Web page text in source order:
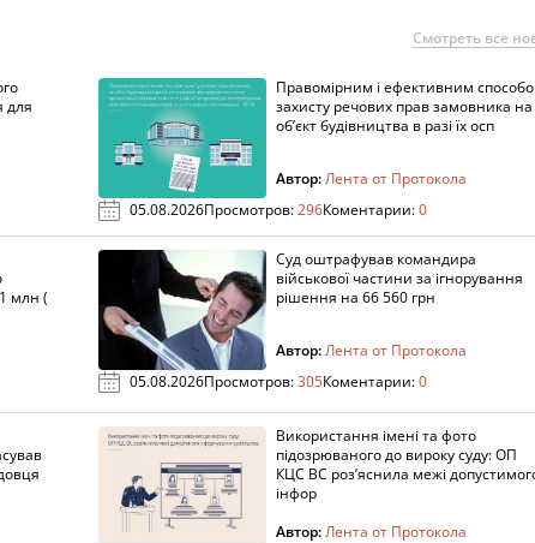
Смотреть все
для
Правомірним і ефективним
захисту речових прав замовника на
об’єкт будівництва в разі їх осп
Автор:Лента от Протокола
05.08.2026Просмотров:296Коментарии:0
млн (
Суд оштрафував командира
військової частини за ігнорування
рішення на 66 560 грн
Автор:Лента от Протокола
05.08.2026Просмотров:305Коментарии:0
Використання імені та фото
підозрюваного до вироку суду: ОП
КЦС ВС роз’яснила межі
інфор
Автор:Лента от Протокола